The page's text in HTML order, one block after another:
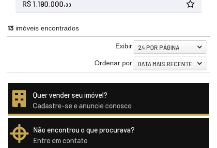
R$ 1.190.000,00
13 imóveis encontrados
Exibir 24 POR PÁGINA
Ordenar por DATA MAIS RECENTE
Quer vender seu imóvel?
Cadastre-se e anuncie conosco
Não encontrou o que procurava?
Entre em contato